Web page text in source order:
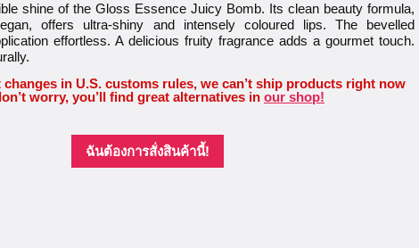
shine of the Gloss Essence Juicy Bomb. Its clean beauty formula,
offers ultra-shiny and intensely coloured lips. The bevelled
effortless. A delicious fruity fragrance adds a gourmet touch.
changes in U.S. customs rules, we can’t ship products right now
worry, you’ll find great alternatives in our shop!
ฉันต้องการสั่งสินค้านี้!